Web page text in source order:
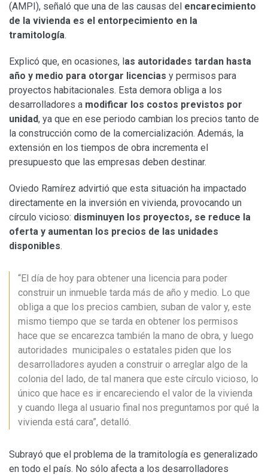
(AMPI), señaló que una de las causas del encarecimiento
de la vivienda es el entorpecimiento en la
tramitología.
Explicó que, en ocasiones, las autoridades tardan hasta
año y medio para otorgar licencias y permisos para
proyectos habitacionales. Esta demora obliga a los
desarrolladores a modificar los costos previstos por
unidad, ya que en ese periodo cambian los precios tanto de
la construcción como de la comercialización. Además, la
extensión en los tiempos de obra incrementa el
presupuesto que las empresas deben destinar.
Oviedo Ramírez advirtió que esta situación ha impactado
directamente en la inversión en vivienda, provocando un
círculo vicioso: disminuyen los proyectos, se reduce la
oferta y aumentan los precios de las unidades
disponibles.
“El día de hoy para obtener una licencia para poder
construir un inmueble tarda más de año y medio. Lo que
obliga a que los precios cambien, suban de valor y, este
mismo tiempo que se tarda en obtener los permisos
hace que se encarezca también la mano de obra, y luego
autoridades municipales o estatales piden que los
desarrolladores ayuden a construir o arreglar algo de la
colonia del lado, de tal manera que este círculo vicioso, lo
único que hace es ir encareciendo el valor de la vivienda
y cuando llega al usuario final nos preguntamos por qué la
vivienda está cara”, detalló.
Subrayó que el problema de la tramitología es generalizado
en todo el país. No sólo afecta a los desarrolladores